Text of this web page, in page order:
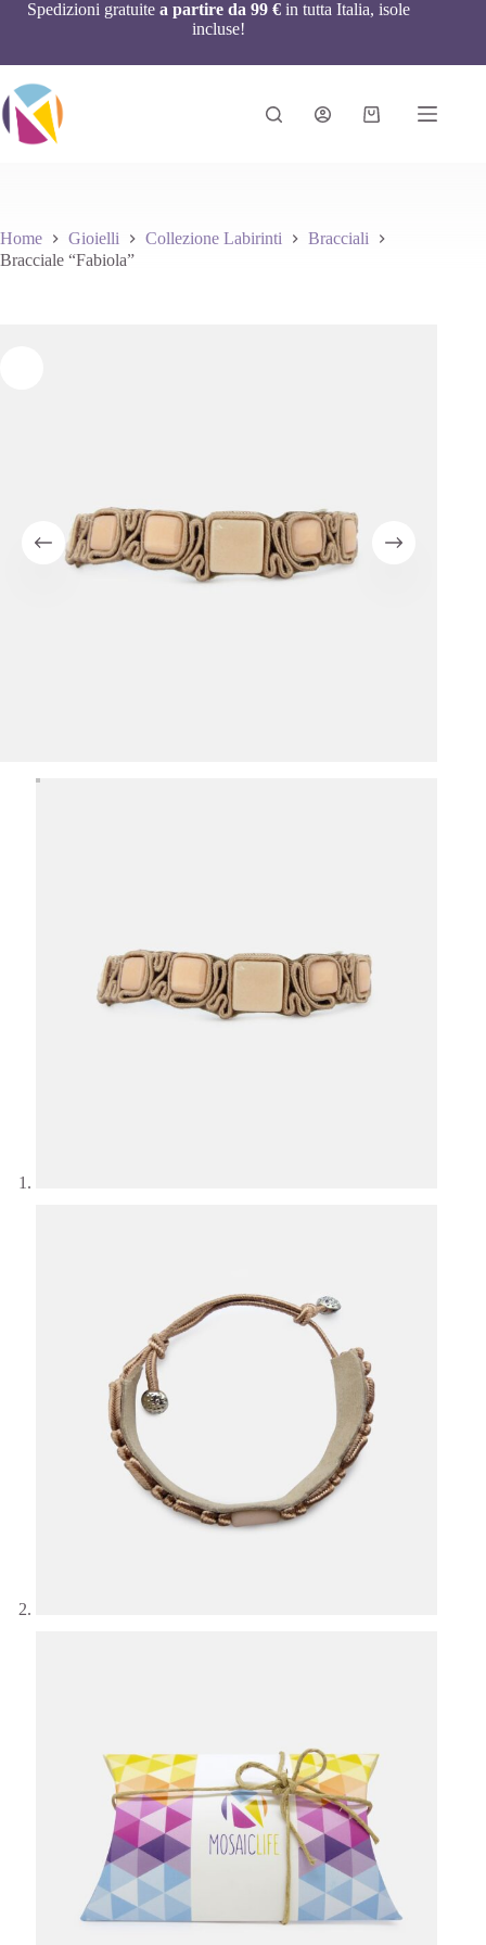
Spedizioni gratuitea partire da 99 € in tutta Italia, isole
incluse!
Home Gioielli Collezione Labirinti
Bracciali
Bracciale “Fabiola”